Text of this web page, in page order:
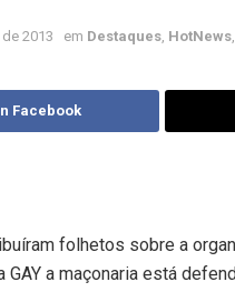
2013 em Destaques HotNews
Facebook
folhetos sobre a
a maçonaria está